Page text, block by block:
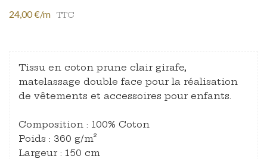
24,00 €/m TTC
Tissu en coton prune clair girafe,
matelassage double face pour la réalisation
de vêtements et accessoires pour enfants.
Composition : 100% Coton
Poids : 360 g/m²
Largeur : 150 cm